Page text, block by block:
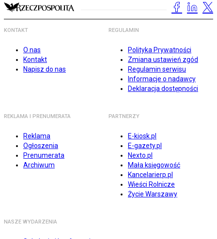
KONTAKT
O nas
Kontakt
Napisz do nas
REGULAMIN
Polityka Prywatności
Zmiana ustawień zgód
Regulamin serwisu
Informacje o nadawcy
Deklaracja dostępności
REKLAMA I PRENUMERATA
Reklama
Ogłoszenia
Prenumerata
Archiwum
PARTNERZY
E-kiosk.pl
E-gazety.pl
Nexto.pl
Mała księgowość
Kancelarierp.pl
Wieści Rolnicze
Życie Warszawy
NASZE WYDARZENIA